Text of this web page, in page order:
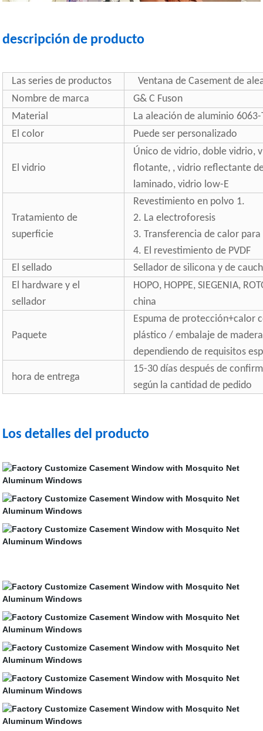
descripción de producto
Las series de productos
Ventana de Casement de
Nombre de marca
G& C Fuson
Material
La aleación de aluminio 6063-
El color
Puede ser personalizado
El vidrio
Único de vidrio, doble vidrio,
flotante, , vidrio reflectante
laminado, vidrio low-E
Tratamiento de
superficie
Revestimiento en polvo 1.
2. La electroforesis
3. Transferencia de calor
4. El revestimiento de PVDF
El sellado
Sellador de silicona y de
El hardware y el
sellador
HOPO, HOPPE, SIEGENIA,
china
Paquete
Espuma de protección+calor
plástico / embalaje de
dependiendo de requisitos
hora de entrega
15-30 días después de
según la cantidad de pedido
Los detalles del producto